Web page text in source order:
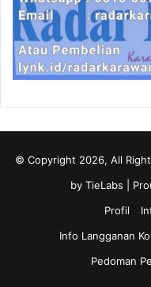
© Copyright 2026, All
by TieLabs |
Profil
Info Langganan
Pedoman